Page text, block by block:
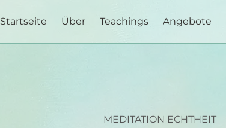
Startseite Über Teachings Angebote
MEDITATION ECHTHEIT